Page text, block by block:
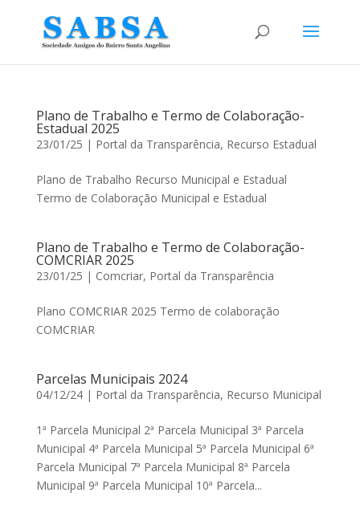
Plano de Trabalho e Termo de Colaboração-
Estadual 2025
23/01/25 | Portal da Transparência, Recurso Estadual
Plano de Trabalho Recurso Municipal e Estadual
Termo de Colaboração Municipal e Estadual
Plano de Trabalho e Termo de Colaboração-
COMCRIAR 2025
23/01/25 | Comcriar, Portal da Transparência
Plano COMCRIAR 2025 Termo de colaboração
COMCRIAR
Parcelas Municipais 2024
04/12/24| Portal da Transparência, Recurso Municipal
1ª Parcela Municipal 2ª Parcela Municipal 3ª Parcela
Municipal 4ª Parcela Municipal 5ª Parcela Municipal 6ª
Parcela Municipal 7ª Parcela Municipal 8ª Parcela
Municipal 9ª Parcela Municipal 10ª Parcela...